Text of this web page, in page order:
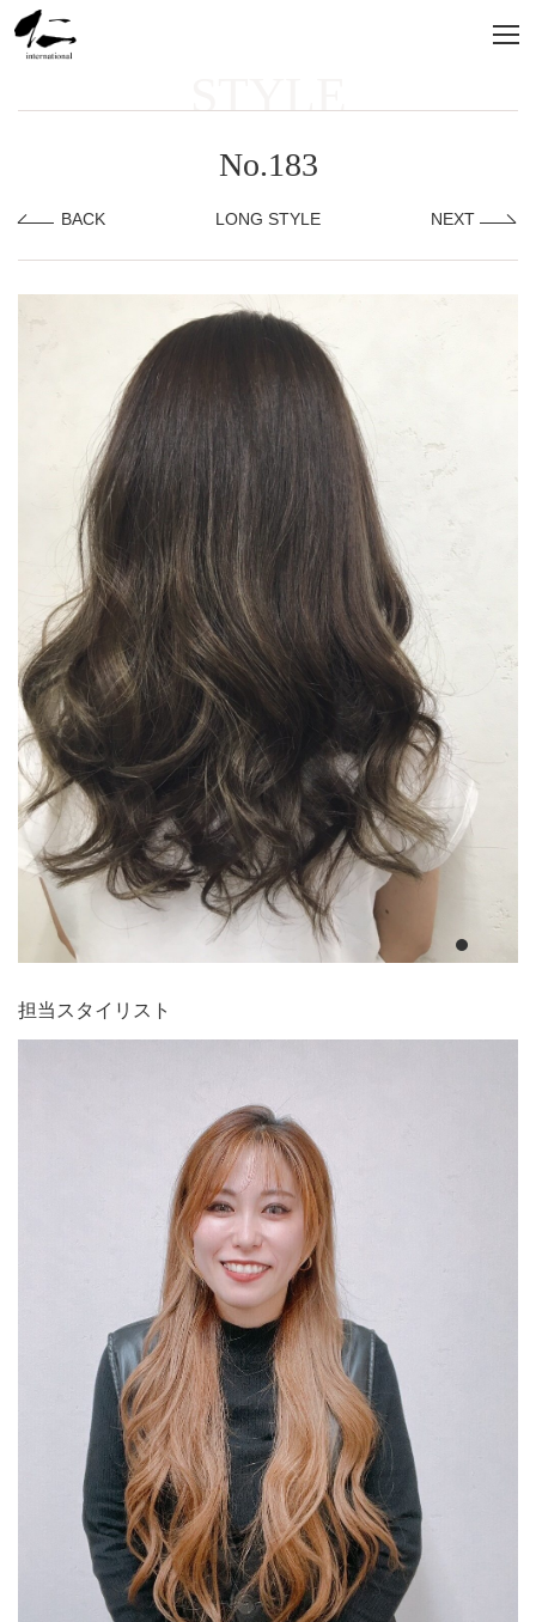
STYLE
No.183
BACK LONG STYLE NEXT
担当スタイリスト